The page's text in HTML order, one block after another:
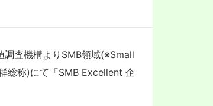
調査機構よりSMB領域(※Small
総称)にて「SMB Excellent 企